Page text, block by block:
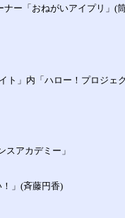
ー「おねがいアイプリ」(
」内「ハロー！プロジェ
スアカデミー」
」(斉藤円香)